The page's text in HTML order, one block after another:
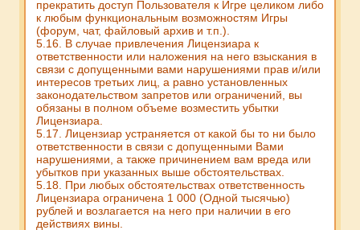
прекратить доступ Пользователя к Игре целиком либо
к любым функциональным возможностям Игры
(форум, чат, файловый архив и т.п.).
5.16. В случае привлечения Лицензиара к
ответственности или наложения на него взыскания в
связи с допущенными вами нарушениями прав и/или
интересов третьих лиц, а равно установленных
законодательством запретов или ограничений, вы
обязаны в полном объеме возместить убытки
Лицензиара.
5.17. Лицензиар устраняется от какой бы то ни было
ответственности в связи с допущенными Вами
нарушениями, а также причинением вам вреда или
убытков при указанных выше обстоятельствах.
5.18. При любых обстоятельствах ответственность
Лицензиара ограничена 1 000 (Одной тысячью)
рублей и возлагается на него при наличии в его
действиях вины.